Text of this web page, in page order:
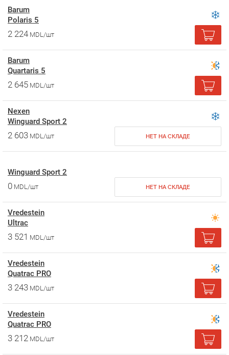
Barum
Polaris 5
2 224 MDL/шт
Barum
Quartaris 5
2 645 MDL/шт
Nexen
Winguard Sport 2
2 603 MDL/шт НЕТ НА СКЛАДЕ
Winguard Sport 2
0 MDL/шт НЕТ НА СКЛАДЕ
Vredestein
Ultrac
3 521 MDL/шт
Vredestein
Quatrac PRO
3 243 MDL/шт
Vredestein
Quatrac PRO
3 212 MDL/шт